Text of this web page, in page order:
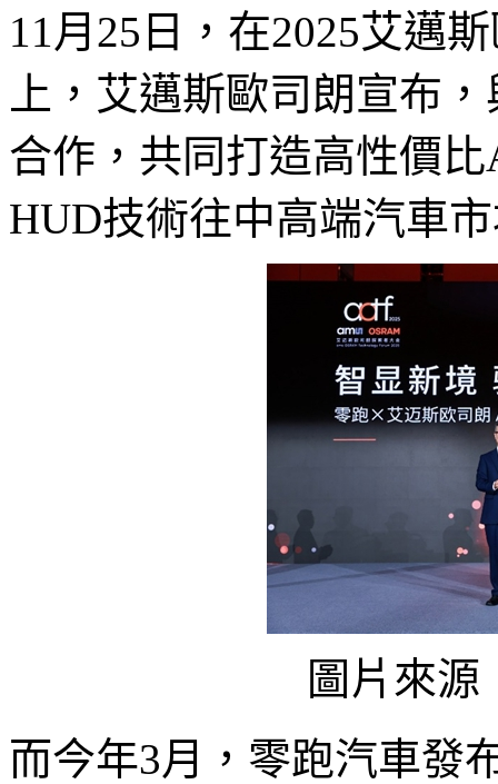
11月25日，在2025艾邁
上，艾邁斯歐司朗宣布
合作，共同打造高性價
HUD技術往中高端汽車
圖片來源
而今年3月，零跑汽車發